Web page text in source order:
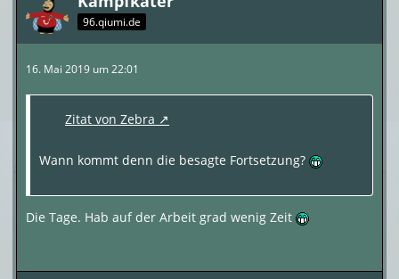
96.qiumi.de
16. Mai 2019 um 22:01
Zitat von Zebra
Wann kommt denn die besagte Fortsetzung?
Die Tage. Hab auf der Arbeit grad wenig Zeit